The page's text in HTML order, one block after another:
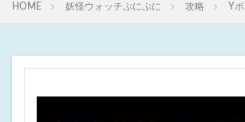
HOME 妖怪ウォッチぷにぷに 攻略 Yポ